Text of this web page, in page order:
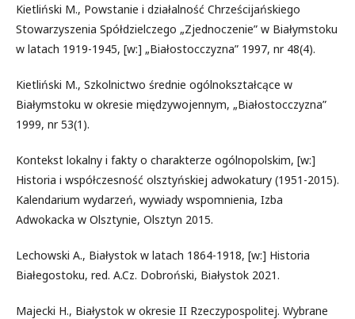
Kietliński M., Powstanie i działalność Chrześcijańskiego
Stowarzyszenia Spółdzielczego „Zjednoczenie” w Białymstoku
w latach 1919-1945, [w:] „Białostocczyzna” 1997, nr 48(4).
Kietliński M., Szkolnictwo średnie ogólnokształcące w
Białymstoku w okresie międzywojennym, „Białostocczyzna”
1999, nr 53(1).
Kontekst lokalny i fakty o charakterze ogólnopolskim, [w:]
Historia i współczesność olsztyńskiej adwokatury (1951-2015).
Kalendarium wydarzeń, wywiady wspomnienia, Izba
Adwokacka w Olsztynie, Olsztyn 2015.
Lechowski A., Białystok w latach 1864-1918, [w:] Historia
Białegostoku, red. A.Cz. Dobroński, Białystok 2021.
Majecki H., Białystok w okresie II Rzeczypospolitej. Wybrane